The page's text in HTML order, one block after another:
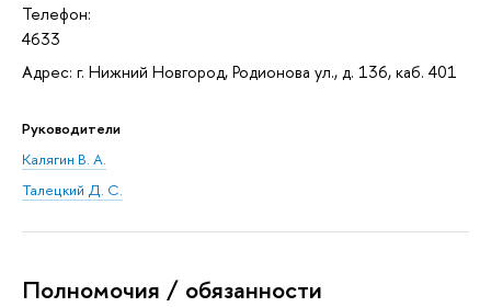
Телефон:
4633
Адрес: г. Нижний Новгород, Родионова ул., д. 136, каб. 401
Руководители
Калягин В. А.
Талецкий Д. С.
Полномочия / обязанности